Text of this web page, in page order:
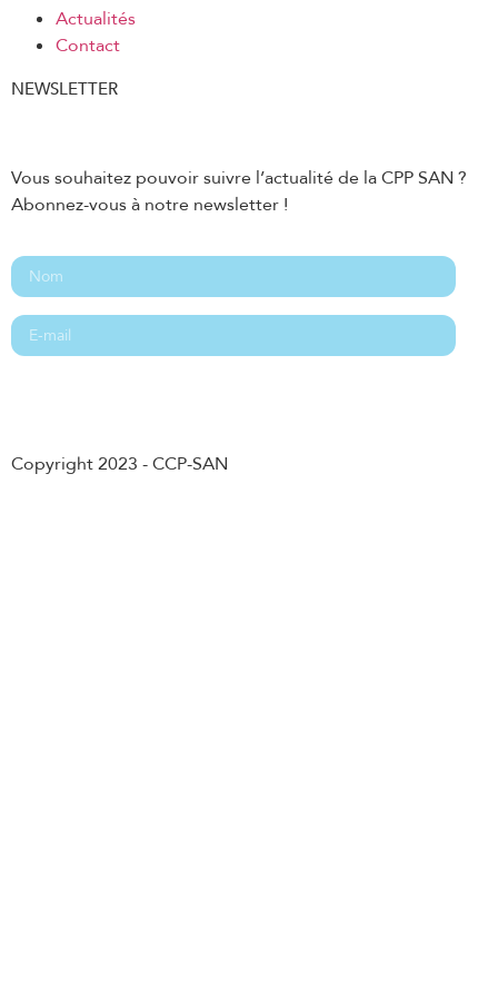
Actualités
Contact
NEWSLETTER
Vous souhaitez pouvoir suivre l’actualité de la CPP SAN ?
Abonnez-vous à notre newsletter !
Copyright 2023 - CCP-SAN